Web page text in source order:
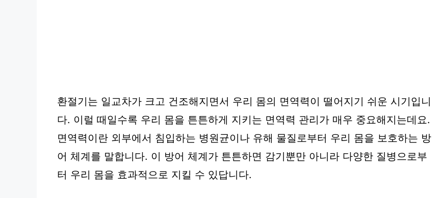
환절기는 일교차가 크고 건조해지면서 우리 몸의 면역력이 떨어지기 쉬운 시기입니
다. 이럴 때일수록 우리 몸을 튼튼하게 지키는 면역력 관리가 매우 중요해지는데요.
면역력이란 외부에서 침입하는 병원균이나 유해 물질로부터 우리 몸을 보호하는 방
어 체계를 말합니다. 이 방어 체계가 튼튼하면 감기뿐만 아니라 다양한 질병으로부
터 우리 몸을 효과적으로 지킬 수 있답니다.